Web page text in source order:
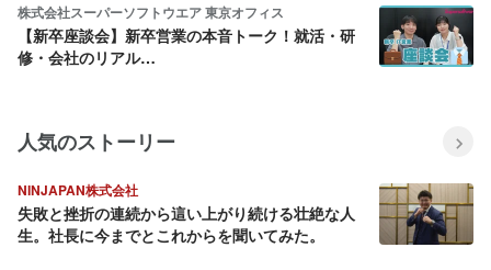
株式会社スーパーソフトウエア 東京オフィス
【新卒座談会】新卒営業の本音トーク！就活・研
修・会社のリアル…
人気のストーリー
NINJAPAN株式会社
失敗と挫折の連続から這い上がり続ける壮絶な人
生。社長に今までとこれからを聞いてみた。